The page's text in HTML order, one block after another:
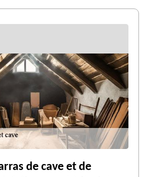
de cave et de